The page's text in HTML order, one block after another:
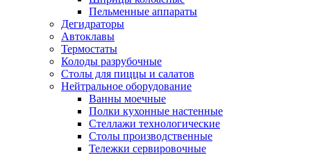
Пельменные аппараты
Дегидраторы
Автоклавы
Термостаты
Колоды разрубочные
Столы для пиццы и салатов
Нейтральное оборудование
Ванны моечные
Полки кухонные настенные
Стеллажи технологические
Столы производственные
Тележки сервировочные